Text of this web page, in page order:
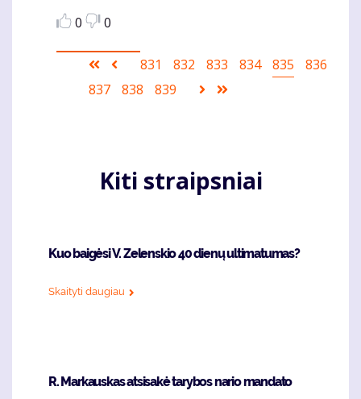
0
0
Pagination
First
page
Ankstesnis
puslapis
Puslapis
831 Puslapis
832 Puslapis
833 Puslapis
834
Current
835 Puslapis
836
Puslapis
837 Puslapis
838 Puslapis
839
Sekantis
Kiti straipsniai
Kuo baigėsi V. Zelenskio 40 dienų ultimatumas?
Skaityti daugiau
R. Markauskas atsisakė tarybos nario mandato